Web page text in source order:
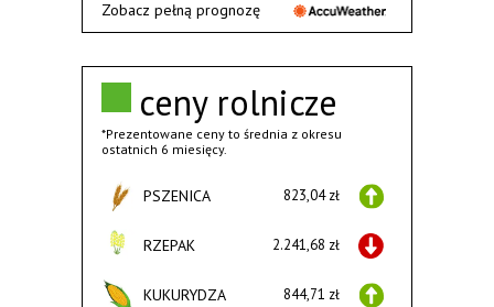
ceny rolnicze
*Prezentowane ceny to średnia z okresu
ostatnich 6 miesięcy.
PSZENICA 823,04 zł
RZEPAK 2.241,68 zł
KUKURYDZA 844,71 zł
Zobacz pełną prognozę